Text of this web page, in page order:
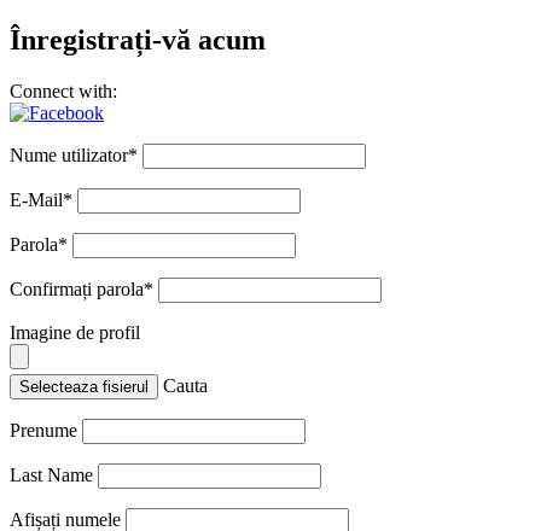
Înregistrați-vă acum
Connect with:
Nume utilizator*
E-Mail*
Parola*
Confirmați parola*
Imagine de profil
Selecteaza fisierul Cauta
Prenume
Last Name
Afișați numele